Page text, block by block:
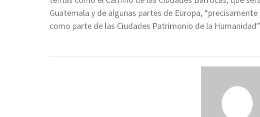
Guatemala y de algunas partes de Europa,
como parte de las Ciudades Patrimonio de la